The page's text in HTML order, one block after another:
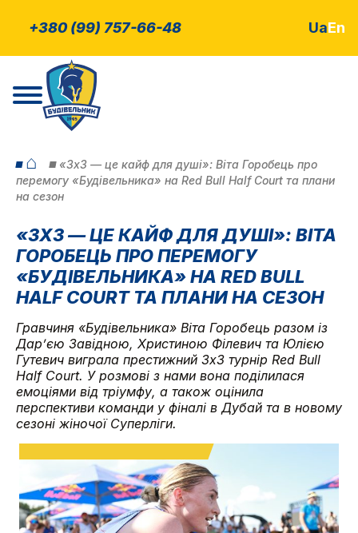
+380 (99) 757-66-48 UaEn
⌂
«3х3 — це кайф для душі»: Віта Горобець про
перемогу «Будівельника» на Red Bull Half Court та плани
на сезон
«3Х3 — ЦЕ КАЙФ ДЛЯ ДУШІ»: ВІТА
ГОРОБЕЦЬ ПРО ПЕРЕМОГУ
«БУДІВЕЛЬНИКА» НА RED BULL
HALF COURT ТА ПЛАНИ НА СЕЗОН
Гравчиня «Будівельника» Віта Горобець разом із
Дарʼєю Завідною, Христиною Філевич та Юлією
Гутевич виграла престижний 3х3 турнір Red Bull
Half Court. У розмові з нами вона поділилася
емоціями від тріумфу, а також оцінила
перспективи команди у фіналі в Дубай та в новому
сезоні жіночої Суперліги.